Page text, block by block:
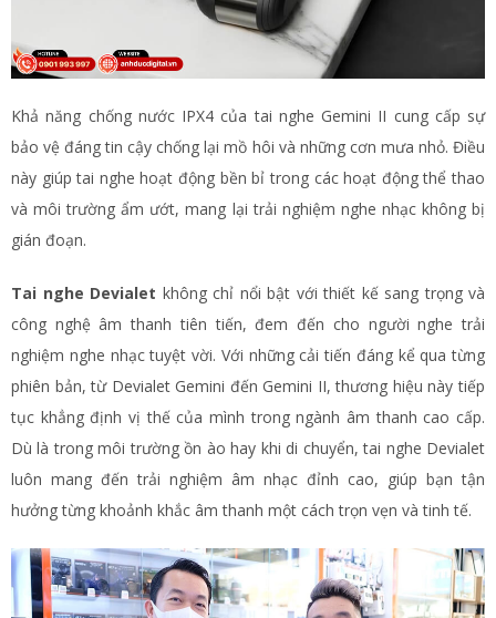
Khả năng chống nước IPX4 của tai nghe Gemini II cung cấp sự
bảo vệ đáng tin cậy chống lại mồ hôi và những cơn mưa nhỏ. Điều
này giúp tai nghe hoạt động bền bỉ trong các hoạt động thể thao
và môi trường ẩm ướt, mang lại trải nghiệm nghe nhạc không bị
gián đoạn.
Tai nghe Devialet không chỉ nổi bật với thiết kế sang trọng và
công nghệ âm thanh tiên tiến, đem đến cho người nghe trải
nghiệm nghe nhạc tuyệt vời. Với những cải tiến đáng kể qua từng
phiên bản, từ Devialet Gemini đến Gemini II, thương hiệu này tiếp
tục khẳng định vị thế của mình trong ngành âm thanh cao cấp.
Dù là trong môi trường ồn ào hay khi di chuyển, tai nghe Devialet
luôn mang đến trải nghiệm âm nhạc đỉnh cao, giúp bạn tận
hưởng từng khoảnh khắc âm thanh một cách trọn vẹn và tinh tế.